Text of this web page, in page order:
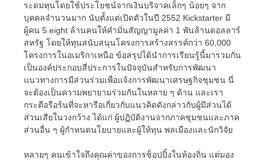
ระดมทุนโดยใช้ประโยชน์จากเงินบริจาคเล็กๆ น้อยๆ จาก
บุคคลจำนวนมาก นับตั้งแต่เปิดตัวในปี 2552 Kickstarter มี
ผู้คน 5.eight ล้านคนให้คำมั่นสัญญามูลค่า 1 พันล้านดอลลาร์
สหรัฐ โดยให้ทุนสนับสนุนโครงการสร้างสรรค์กว่า 60,000
โครงการในอเมริกาเหนือ ข้อสรุปได้นำการเรียนรู้นี้มารวมกัน
เป็นองค์ประกอบสี่ประการในปัจจุบันสำหรับการพัฒนา
แนวทางการมีส่วนร่วมเพื่อแจ้งการพัฒนาเศรษฐกิจชุมชน นี่
จะต้องเป็นความพยายามร่วมกันในหลาย ๆ ด้าน และเรา
กระตือรือร้นที่จะหารือเกี่ยวกับแนวคิดดังกล่าวกับผู้มีส่วนได้
ส่วนเสียในวงกว้าง ได้แก่ ผู้ปฏิบัติงานจากภาคชุมชนและภาค
ส่วนอื่น ๆ ผู้กำหนดนโยบายและผู้ให้ทุน พลเมืองและนักวิจัย
หลายๆ คนเข้าใจถึงคุณค่าของการช็อปปิ้งในท้องถิ่น แต่มอง